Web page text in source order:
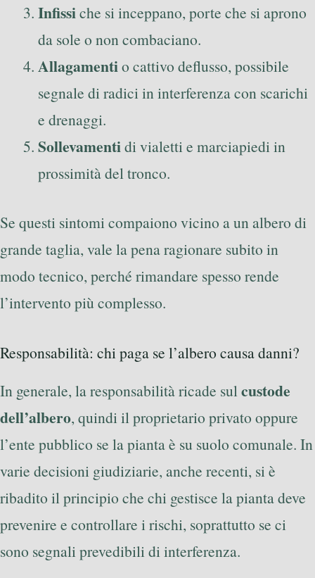
Infissiche si inceppano, porte che si aprono
da sole o non combaciano.
Allagamentio cattivo deflusso, possibile
segnale di radici in interferenza con scarichi
e drenaggi.
Sollevamentidi vialetti e marciapiedi in
prossimità del tronco.
Se questi sintomi compaiono vicino a un albero di
grande taglia, vale la pena ragionare subito in
modo tecnico, perché rimandare spesso rende
l’intervento più complesso.
Responsabilità: chi paga se l’albero causa danni?
In generale, la responsabilità ricade sulcustode
dell’albero, quindi il proprietario privato oppure
l’ente pubblico se la pianta è su suolo comunale. In
varie decisioni giudiziarie, anche recenti, si è
ribadito il principio che chi gestisce la pianta deve
prevenire e controllare i rischi, soprattutto se ci
sono segnali prevedibili di interferenza.